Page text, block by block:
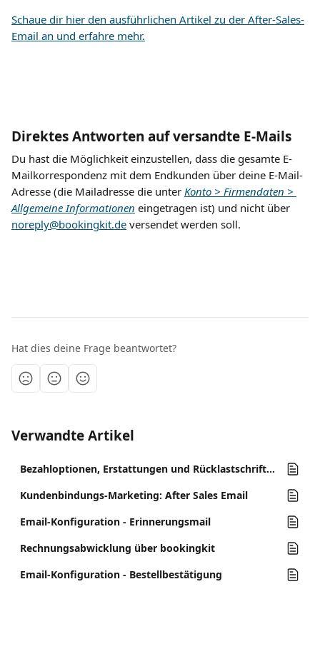
Schaue dir hier den ausführlichen Artikel zu der After-Sales-
Email an und erfahre mehr.
Direktes Antworten auf versandte E-Mails
Du hast die Möglichkeit einzustellen, dass die gesamte E-
Mailkorrespondenz mit dem Endkunden über deine E-Mail-
Adresse (die Mailadresse die unter Konto > Firmendaten >
Allgemeine Informationen eingetragen ist) und nicht über
noreply@bookingkit.de versendet werden soll.
Hat dies deine Frage beantwortet?
Verwandte Artikel
Bezahloptionen, Erstattungen und Rücklastschriften
Kundenbindungs-Marketing: After Sales Email
Email-Konfiguration - Erinnerungsmail
Rechnungsabwicklung über bookingkit
Email-Konfiguration - Bestellbestätigung